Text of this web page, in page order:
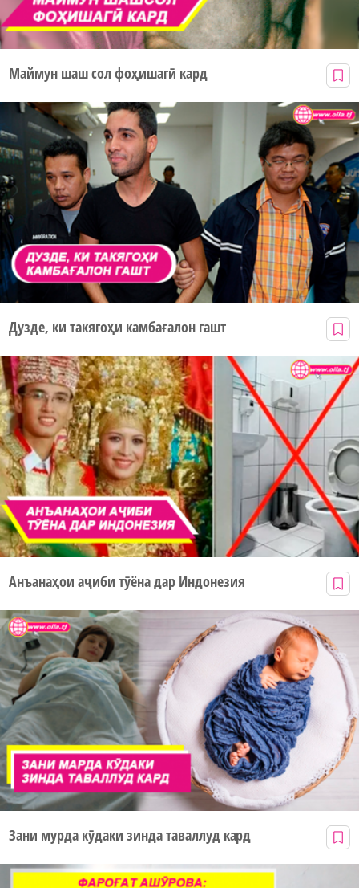
Маймун шаш сол фоҳишагӣ кард
Дузде, ки такягоҳи камбағалон гашт
Анъанаҳои аҷиби тӯёна дар Индонезия
Зани мурда кӯдаки зинда таваллуд кард